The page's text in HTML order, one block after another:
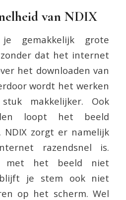
van NDIX
gemakkelijk grote
dat het internet
het downloaden van
wordt het werken
makkelijker. Ook
loopt het beeld
NDIX zorgt er namelijk
razendsnel is.
met het beeld niet
je stem ook niet
op het scherm. Wel